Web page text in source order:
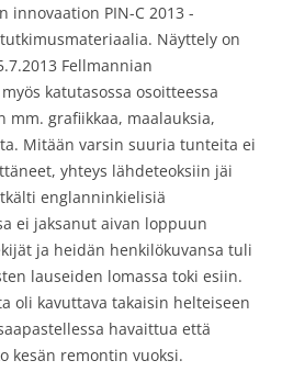
innovaation PIN-C 2013 -
Näyttely on
Fellmannian
katutasossa osoitteessa
mm. grafiikkaa, maalauksia,
Mitään varsin suuria tunteita ei
yhteys lähdeteoksiin jäi
englanninkielisiä
ei jaksanut aivan loppuun
ja heidän henkilökuvansa tuli
lauseiden lomassa toki esiin.
oli kavuttava takaisin helteiseen
havaittua että
kesän remontin vuoksi.